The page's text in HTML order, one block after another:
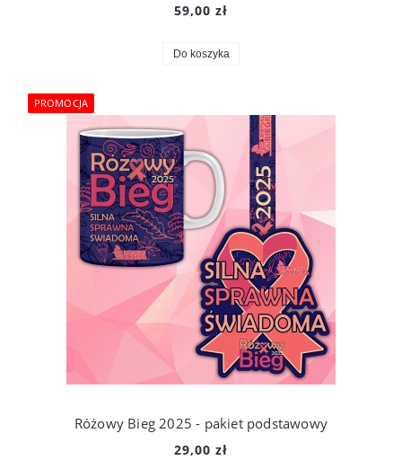
59,00 zł
Do koszyka
Różowy Bieg 2025 - pakiet podstawowy
29,00 zł
PROMOCJA